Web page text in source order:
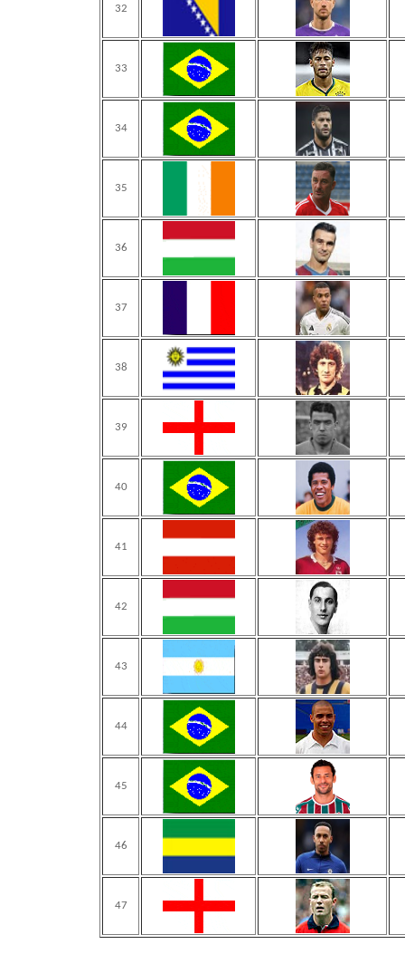
32
33
34
35
36
37
38
39
40
41
42
43
44
45
46
47